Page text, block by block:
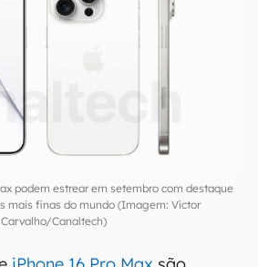
podem estrear em setembro com destaque
mais finas do mundo (Imagem: Victor
Carvalho/Canaltech)